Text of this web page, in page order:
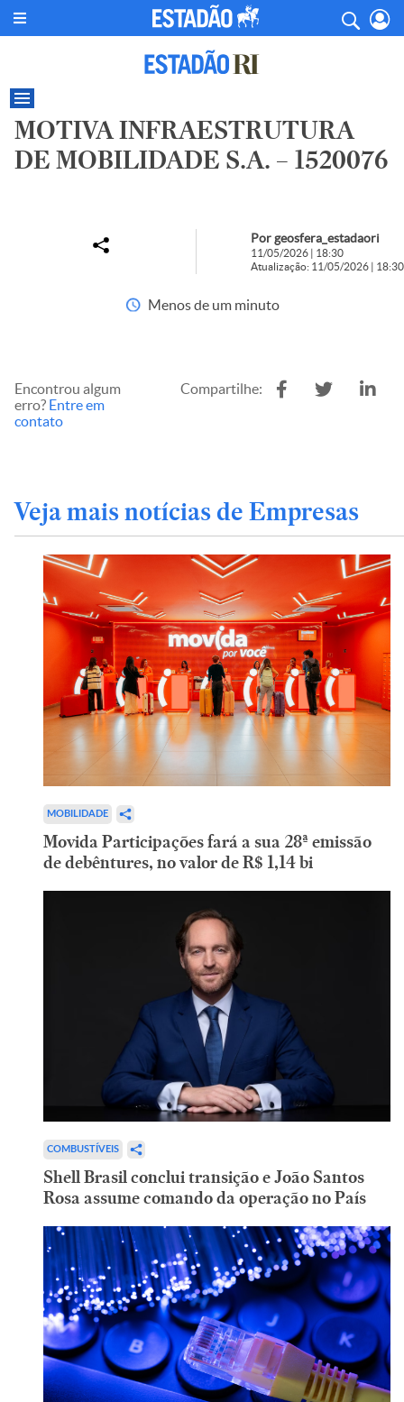
MOTIVA INFRAESTRUTURA
DE MOBILIDADE S.A. – 1520076
Por geosfera_estadaori
11/05/2026 | 18:30
Atualização: 11/05/2026 | 18:30
Menos de um minuto
Encontrou algum
erro? Entre em
contato
Compartilhe:
Veja mais notícias de Empresas
MOBILIDADE
Movida Participações fará a sua 28ª emissão
de debêntures, no valor de R$ 1,14 bi
COMBUSTÍVEIS
Shell Brasil conclui transição e João Santos
Rosa assume comando da operação no País